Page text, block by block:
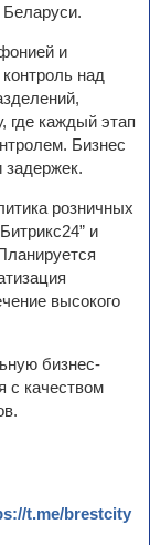
и
над
где каждый этап
Бизнес
задержек.
розничных
и
высокого
бизнес-
с качеством
t.me/brestcity